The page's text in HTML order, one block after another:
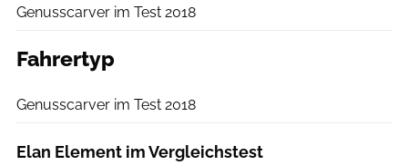
Genusscarver im Test 2018
Fahrertyp
Genusscarver im Test 2018
Elan Element im Vergleichstest